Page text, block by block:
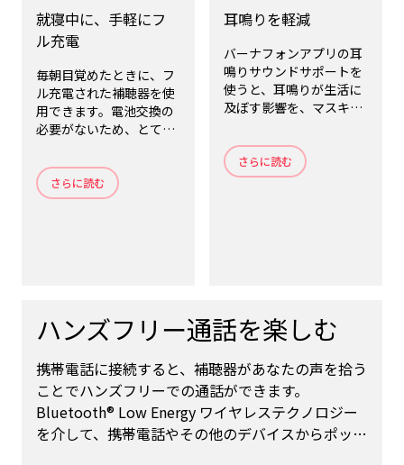
就寝中に、手軽にフ
ル充電
毎朝目覚めたときに、フ
ル充電された補聴器を使
用できます。電池交換の
必要がないため、とても
器を外して充電器に差し
込むだけで、充電できま
す。
さらに読む
耳鳴りを軽減
バーナフォンアプリの耳
鳴りサウンドサポートを
使うと、耳鳴りが生活に
及ぼす影響を、マスキン
サウンドが再生されま
す。さらに読む
ハンズフリー通話を楽しむ
携帯電話に接続すると、補聴器があなたの声を拾う
ことでハンズフリーでの通話ができます。
Bluetooth® Low Energy ワイヤレステクノロジー
を介して、携帯電話やその他のデバイスからポッド